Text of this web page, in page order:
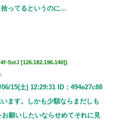
拾ってるというのに…
SstJ [126.182.196.140])
15(土) 12:29:31 ID：494e27c88
ます。しかも少額ならまだしも
願いしたいならせめてそれに見